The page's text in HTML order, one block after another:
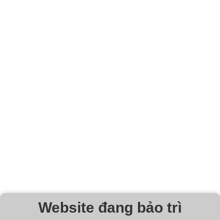
Website đang bảo trì